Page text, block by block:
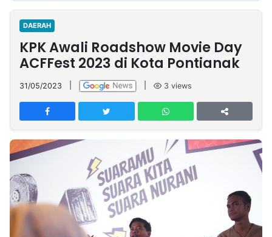
Nasional
International
Olahraga
Entertainment
Daerah
Pariwisata
Kuliner
Kolom
Network
PT
TREETAN
MULTIMEDIA
INDONESIA
Partner
Insight
Idealita
Dinamikapost.com
Seedbacklink
DAERAH
KPK Awali Roadshow Movie Day
ACFFest 2023 di Kota Pontianak
31/05/2023 3 views